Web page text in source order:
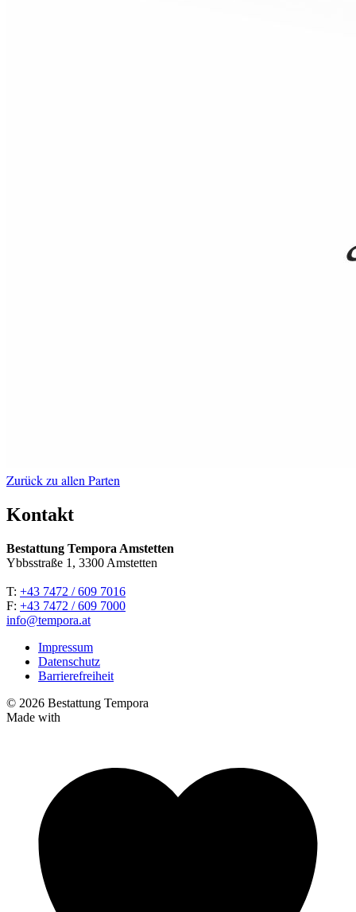
Zurück zu allen Parten
Kontakt
Bestattung Tempora Amstetten
Ybbsstraße 1, 3300 Amstetten
T: +43 7472 / 609 7016
F: +43 7472 / 609 7000
info@tempora.at
Impressum
Datenschutz
Barrierefreiheit
© 2026 Bestattung Tempora
Made with